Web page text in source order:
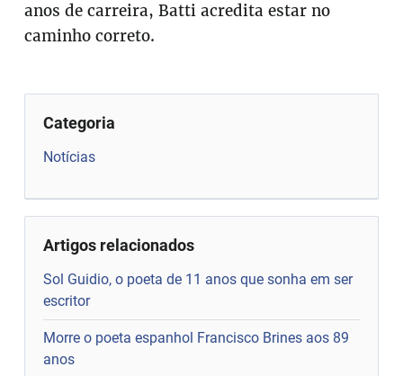
anos de carreira, Batti acredita estar no
caminho correto.
Categoria
Notícias
Artigos relacionados
Sol Guidio, o poeta de 11 anos que sonha em ser
escritor
Morre o poeta espanhol Francisco Brines aos 89
anos